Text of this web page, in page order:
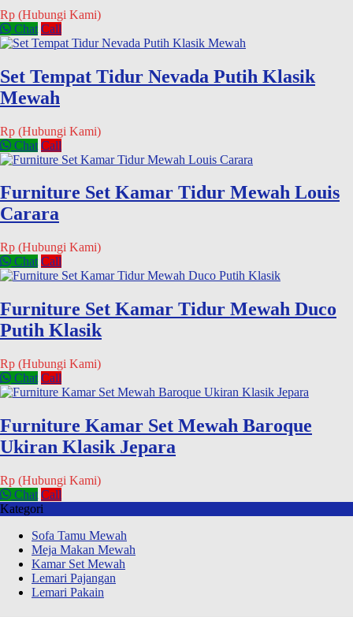
Rp (Hubungi Kami)
Chat Call
Set Tempat Tidur Nevada Putih Klasik
Mewah
Rp (Hubungi Kami)
Chat Call
Furniture Set Kamar Tidur Mewah Louis
Carara
Rp (Hubungi Kami)
Chat Call
Furniture Set Kamar Tidur Mewah Duco
Putih Klasik
Rp (Hubungi Kami)
Chat Call
Furniture Kamar Set Mewah Baroque
Ukiran Klasik Jepara
Rp (Hubungi Kami)
Chat Call
Kategori
Sofa Tamu Mewah
Meja Makan Mewah
Kamar Set Mewah
Lemari Pajangan
Lemari Pakain